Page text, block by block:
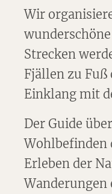
Wir
Strecken
Fjällen zu
Einklang mit
Der Guide
Wohlbefinden
Erleben der